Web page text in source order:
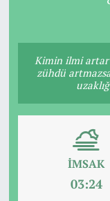
Kimin ilmi artar
zühdü
İMSAK
03:24